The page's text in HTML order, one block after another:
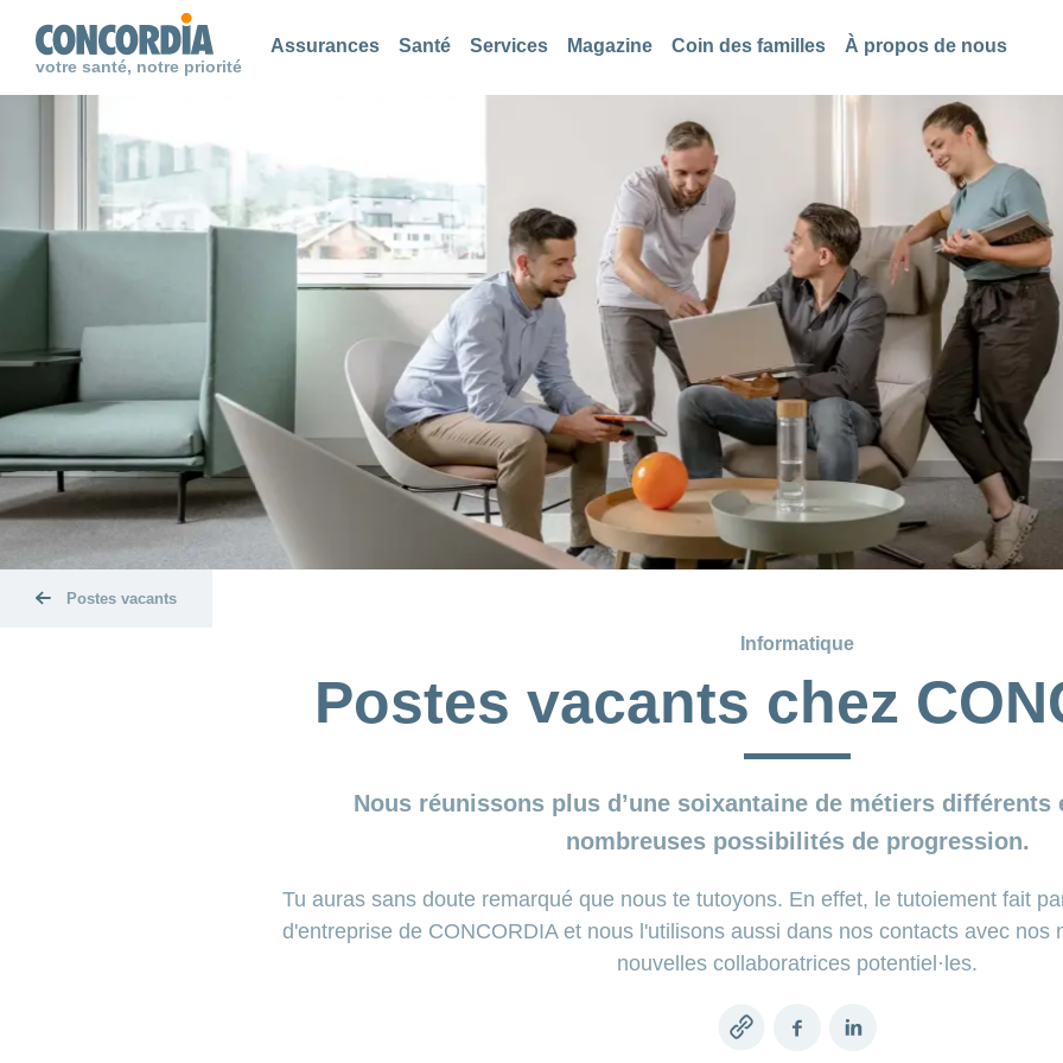
votre santé, notre priorité
Assurances Santé Services Magazine Coin des familles À propos de nous
Chercher
Chercher
Chercher
Postes vacants
Informatique
Postes vacants chez
Nous réunissons plus d’une soixantaine de métiers différents
nombreuses possibilités de progression.
Tu auras sans doute remarqué que nous te tutoyons. En effet, le tutoiement fait
d'entreprise de CONCORDIA et nous l'utilisons aussi dans nos contacts avec nos
nouvelles collaboratrices potentiel·les.
Copy
FacebookLinkedIn